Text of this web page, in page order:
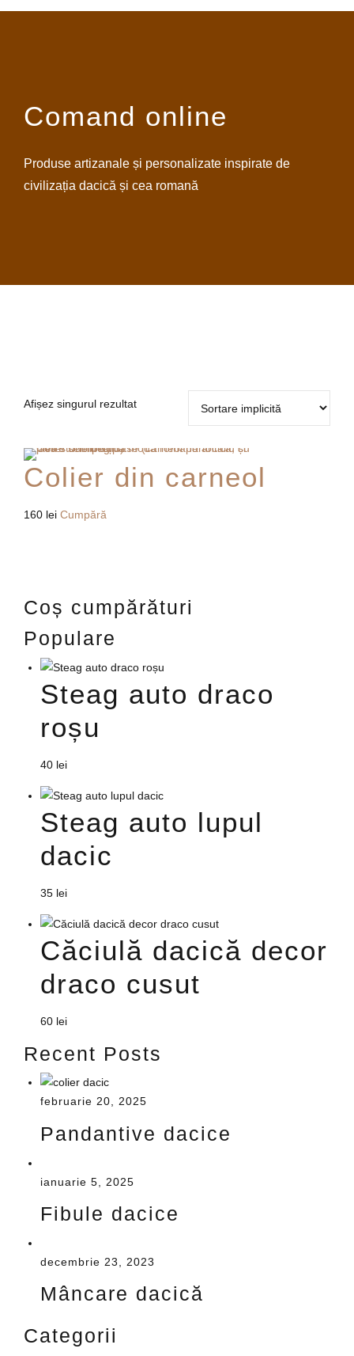
Comand online
Produse artizanale și personalizate inspirate de
civilizația dacică și cea romană
Afișez singurul rezultat
Colier din carneol
160 lei Cumpără
Coș cumpărături
Populare
Steag auto draco
roșu
40 lei
Steag auto lupul
dacic
35 lei
Căciulă dacică decor
draco cusut
60 lei
Recent Posts
februarie 20, 2025
Pandantive dacice
ianuarie 5, 2025
Fibule dacice
decembrie 23, 2023
Mâncare dacică
Categorii